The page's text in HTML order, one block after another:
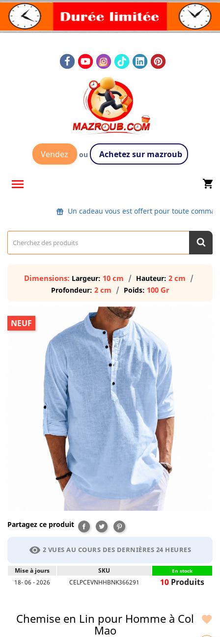
Vendez ou Achetez sur mazroub
 shopping_cart
Un cadeau vous est offert pour toute
Dimensions: Largeur: 10 cm Hauteur: 2 cm
Profondeur: 2 cm Poids: 100 Gr
NEUF
Partagez ce produit Partager
TweetPinterest
visibility 2 VUES AU COURS DES DERNIÈRES 24 HEURES
Mise à jours SKU En stock
18- 06 - 2026 CELPCEVNHHBNK366291 10 Produits

Chemise en Lin pour Homme à Col
Mao